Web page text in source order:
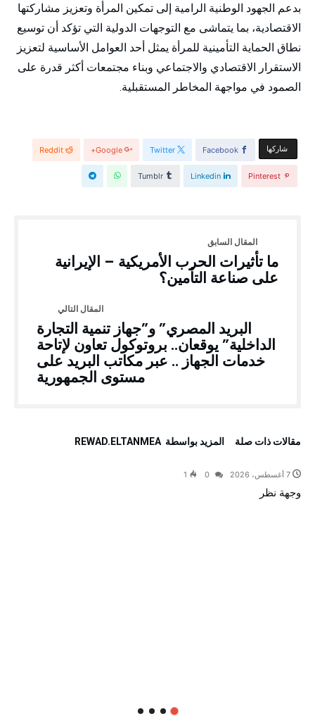
بدعم الجهود الوطنية الرامية إلى تمكين المرأة وتعزيز مشاركتها
الاقتصادية، بما يتماشى مع التوجهات الدولية التي تؤكد أن توسيع
نطاق الحماية التأمينية للمرأة يمثل أحد العوامل الأساسية لتعزيز
الاستقرار الاقتصادي والاجتماعي وبناء مجتمعات أكثر قدرة على
الصمود في مواجهة المخاطر المستقبلية.
‫‫ شاركها‬ Facebook
Twitter
Google+
Reddit
Pinterest
Linkedin
Tumblr
ما تأثيرات الحرب الأمريكية – الإيرانية
على صناعة التأمين؟
البريد المصري” و”جهاز تنمية التجارة
الداخلية” يوقعان.. بروتوكول تعاون لإتاحة
خدمات الجهاز .. عبر مكاتب البريد على
مستوى الجمهورية
‫مقالات ذات صلة‬ ‫‫المزيد بواسطة‬ ‬ REWAD.ELTANMEA
7 أغسطس، 2026 1
وجهة نظر